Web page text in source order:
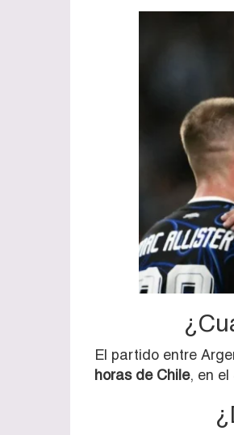
El partido entre
horas de Chile, en el